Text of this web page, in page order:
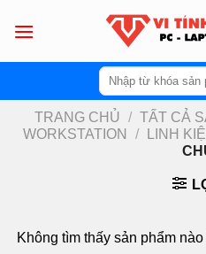
Tìm
kiếm:
TRANG CHỦ / TẤT CẢ
WORKSTATION
/ LINH
Không tìm thấy sản phẩm